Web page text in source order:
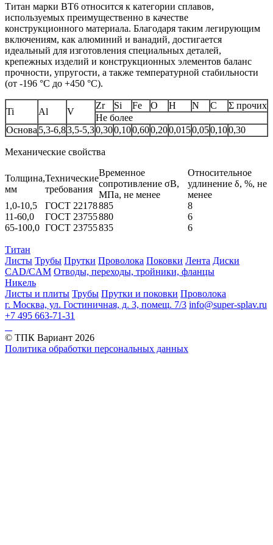
Титан марки BT6 относится к категории сплавов,
используемых преимущественно в качестве
конструкционного материала. Благодаря таким легирующим
включениям, как алюминий и ванадий, достигается
идеальный для изготовления специальных деталей,
крепежных изделий и конструкционных элементов баланс
прочности, упругости, а также температурной стабильности
(от -196 °С до +450 °С).
Ti Al V
Zr Si Fe O H N C
Σ прочих
Не более
Основа 5,3-6,83,5-5,30,300,100,600,200,0150,050,100,30
Механические свойства
Толщина,
мм
Технические
требования
Временное
сопротивление σB,
МПа, не менее
Относительное
удлинение δ, %, не
менее
1,0-10,5
ГОСТ 22178885
8
11-60,0
ГОСТ 23755880
6
65-100,0 ГОСТ 23755835 6
Титан
Листы Трубы Прутки Проволока Поковки Лента Диски
CAD/CAM Отводы, переходы, тройники, фланцы
Никель
Листы и плиты Трубы Прутки и поковки Проволока
г. Москва, ул. Гостиничная, д. 3, помещ. 7/3 info@super-splav.ru
+7 495 663-71-31
© ТПК Вариант 2026
Политика обработки персональных данных